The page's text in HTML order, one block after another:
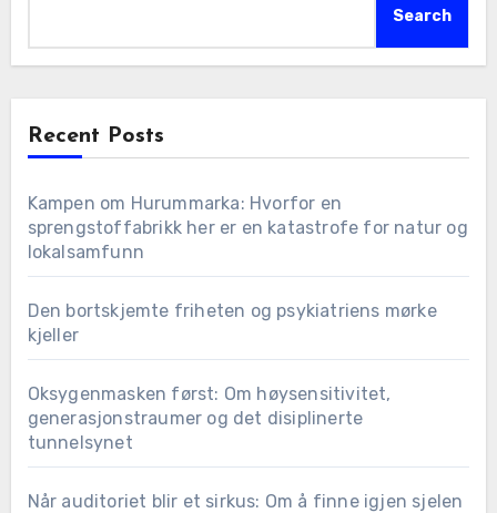
Search
Recent Posts
Kampen om Hurummarka: Hvorfor en
sprengstoffabrikk her er en katastrofe for natur og
lokalsamfunn
Den bortskjemte friheten og psykiatriens mørke
kjeller
Oksygenmasken først: Om høysensitivitet,
generasjonstraumer og det disiplinerte
tunnelsynet
Når auditoriet blir et sirkus: Om å finne igjen sjelen